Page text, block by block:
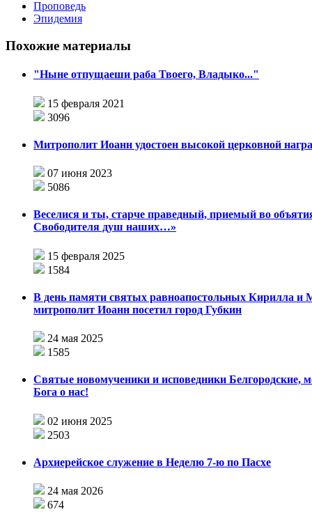
Проповедь
Эпидемия
Похожие материалы
"Ныне отпущаеши раба Твоего, Владыко..."
15 февраля 2021
3096
Митрополит Иоанн удостоен высокой церковной
07 июня 2023
5086
Веселися и ты, старче праведный, приемый во
Свободителя душ наших…»
15 февраля 2025
1584
В день памяти святых равноапостольных Кирилла и
митрополит Иоанн посетил город Губкин
24 мая 2025
1585
Святые новомученики и исповедники Белгородские,
Бога о нас!
02 июня 2025
2503
Архиерейское служение в Неделю 7-ю по Пасхе
24 мая 2026
674